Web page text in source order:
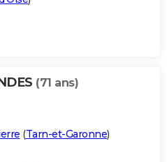
(71 ans)
(Tarn-et-Garonne)